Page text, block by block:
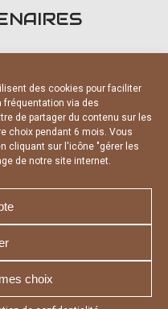
des cookies pour faciliter
fréquentation via des
de partager du contenu sur les
choix pendant 6 mois. Vous
cliquant sur l'icône "gérer les
de notre site internet.
choix
LÉGALES
DE CONFIDENTIALITÉ
WEB A3 WEB